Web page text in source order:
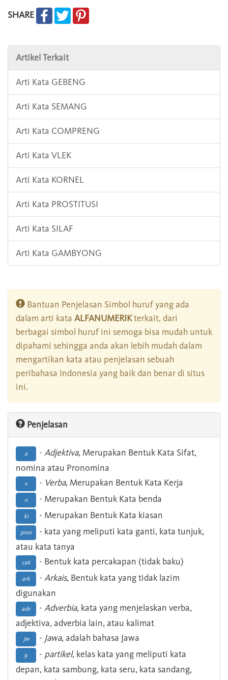
SHARE
Artikel Terkait
Arti Kata GEBENG
Arti Kata SEMANG
Arti Kata COMPRENG
Arti Kata VLEK
Arti Kata KORNEL
Arti Kata PROSTITUSI
Arti Kata SILAF
Arti Kata GAMBYONG
Bantuan Penjelasan Simbol huruf yang ada
dalam arti kata ALFANUMERIKterkait, dari
berbagai simbol huruf ini semoga bisa mudah untuk
dipahami sehingga anda akan lebih mudah dalam
mengartikan kata atau penjelasan sebuah
peribahasa Indonesia yang baik dan benar di situs
ini.
Penjelasan
a - Adjektiva, Merupakan Bentuk Kata Sifat,
nomina atau Pronomina
v - Verba, Merupakan Bentuk Kata Kerja
n - Merupakan Bentuk Kata benda
ki - Merupakan Bentuk Kata kiasan
pron
- kata yang meliputi kata ganti, kata tunjuk,
atau kata tanya
cak - Bentuk kata percakapan (tidak baku)
ark - Arkais, Bentuk kata yang tidak lazim
digunakan
adv - Adverbia, kata yang menjelaskan verba,
adjektiva, adverbia lain, atau kalimat
Jw - Jawa, adalah bahasa Jawa
p - partikel, kelas kata yang meliputi kata
depan, kata sambung, kata seru, kata sandang,